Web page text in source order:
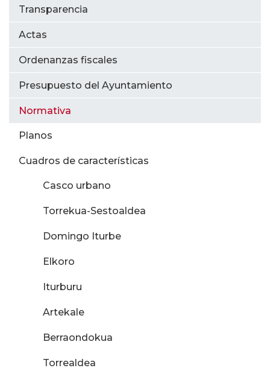
Transparencia
Actas
Ordenanzas fiscales
Presupuesto del Ayuntamiento
Normativa
Planos
Cuadros de características
Casco urbano
Torrekua-Sestoaldea
Domingo Iturbe
Elkoro
Iturburu
Artekale
Berraondokua
Torrealdea